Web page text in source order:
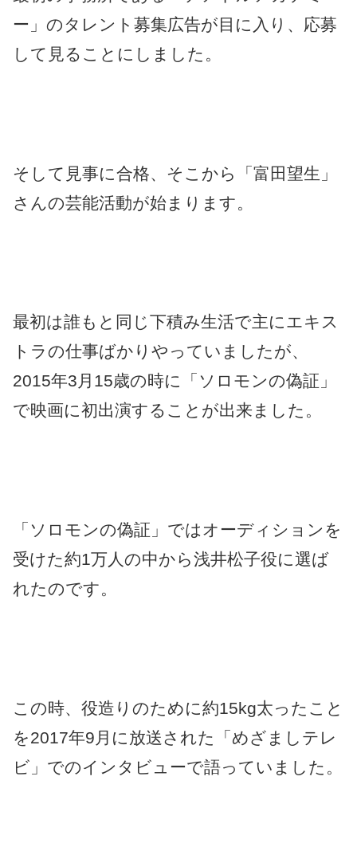
ー」のタレント募集広告が目に入り、応募
して見ることにしました。
そして見事に合格、そこから「富田望生」
さんの芸能活動が始まります。
最初は誰もと同じ下積み生活で主にエキス
トラの仕事ばかりやっていましたが、
2015年3月15歳の時に「ソロモンの偽証」
で映画に初出演することが出来ました。
「ソロモンの偽証」ではオーディションを
受けた約1万人の中から浅井松子役に選ば
れたのです。
この時、役造りのために約15kg太ったこと
を2017年9月に放送された「めざましテレ
ビ」でのインタビューで語っていました。